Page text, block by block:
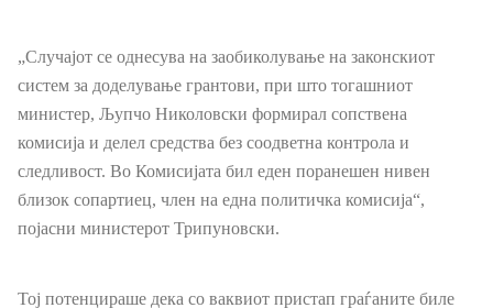
Слободен пристап до информации од јавен карактер
Заштита на укажувачи
Интерни акти/процедури
Стратешки документи
Услуги
„Случајот се однесува на заобиколување на законскиот
систем за доделување грантови, при што тогашниот
министер, Љупчо Николовски формирал сопствена
комисија и делел средства без соодветна контрола и
следливост. Во Комисијата бил еден поранешен нивен
близок сопартиец, член на една политичка комисија“,
појасни министерот Трипуновски.
Тој потенцираше дека со ваквиот пристап граѓаните биле